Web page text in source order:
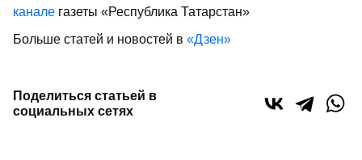
канале газеты «Республика Татарстан»
Больше статей и новостей в «Дзен»
Поделиться статьей в
социальных сетях